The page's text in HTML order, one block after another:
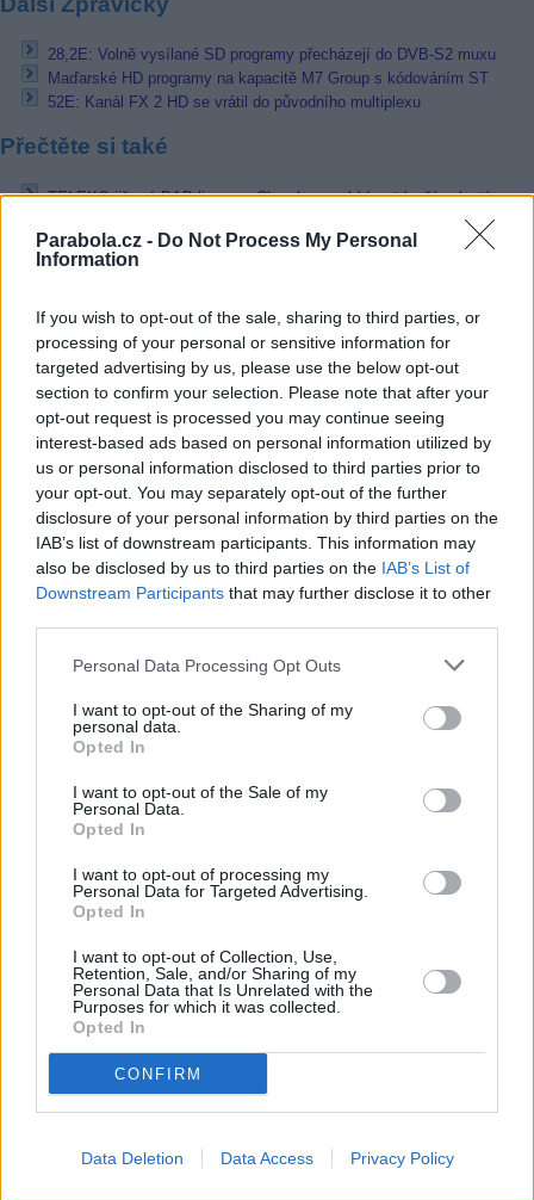
Parabola.cz - Do Not Process My Personal
Information
If you wish to opt-out of the sale, sharing to third parties, or
processing of your personal or sensitive information for
targeted advertising by us, please use the below opt-out
section to confirm your selection. Please note that after your
opt-out request is processed you may continue seeing
interest-based ads based on personal information utilized by
us or personal information disclosed to third parties prior to
your opt-out. You may separately opt-out of the further
disclosure of your personal information by third parties on the
IAB’s list of downstream participants. This information may
also be disclosed by us to third parties on the IAB’s List of
Downstream Participants that may further disclose it to other
Personal Data Processing Opt Outs
I want to opt-out of the Sharing of my
personal data.
Opted In
I want to opt-out of the Sale of my
Personal Data.
Opted In
I want to opt-out of processing my
Personal Data for Targeted Advertising.
Opted In
I want to opt-out of Collection, Use,
Retention, Sale, and/or Sharing of my
Personal Data that Is Unrelated with the
Purposes for which it was collected.
Opted In
CONFIRM
Data Deletion Data Access Privacy Policy
28,2E: Volně vysílané SD programy přecházejí do DVB-S2 muxu
Maďarské HD programy na kapacitě M7 Group s kódováním ST
52E: Kanál FX 2 HD se vrátil do původního multiplexu
Přečtěte si také
TELEKO již má DAB licence. Chce brzy nabídnout lepší pokrytí
QD-Mini LED televize TCL ve velikosti až 98 palců již v ČR
Pracovní nabídky
06.08.2026 -Údržbář výrobních linek • mzda 40 000Kč • stravování i
zdarma (Ref. č.: Fau - údr) (Nýřany)
06.08.2026 -Měřící technik - elektro (Okres Prachatice)
06.08.2026 -Hledáme montážní skupiny I jednotlivce pro montáž
výzdoby (Slovenská republika, Maďarsko)
05.08.2026 - Zámečník / Mechanik (Praha - východ)
05.08.2026 -Manažer/ka pro mezinárodní spolupráci (Suchdol, Praha)
... další nabídky zaměstnání
Prima sport - co nabídne v prvním
O webu parabola.cz•O souborech cookies•
Dovolená u moře •Bazény